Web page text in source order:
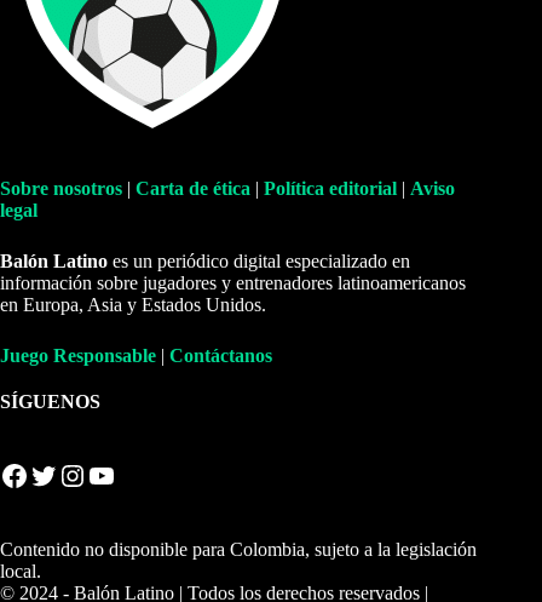
Sobre nosotros | Carta de ética | Política editorial | Aviso
legal
Balón Latino es un periódico digital especializado en
información sobre jugadores y entrenadores latinoamericanos
en Europa, Asia y Estados Unidos.
Juego Responsable | Contáctanos
SÍGUENOS
Facebook Twitter Instagram YouTube
Contenido no disponible para Colombia, sujeto a la legislación
local.
© 2024 - Balón Latino | Todos los derechos reservados |